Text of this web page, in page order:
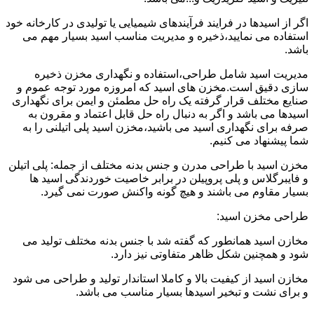
اگر از اسیدها در فرایند فرآیندهای شیمیایی یا تولیدی در کارخانه خود
استفاده می نمایید،ذخیره و مدیریت مناسب اسید بسیار مهم می
باشد.
مدیریت اسید شامل طراحی،استفاده و نگهداری مخزن ذخیره
سازی دقیق است.مخزن های اسید که امروزه مورد توجه عموم و
صنایع مختلف قرار گرفته یک راه حل مطمئن و ایمن برای نگهداری
اسیدها می باشد و اگر به دنبال راه حل قابل اعتماد و مقرون به
صرفه برای نگهداری اسید می باشید،مخزن اسید پلی اتیلنی را به
شما پیشنهاد می کنیم.
مخزن اسید با طراحی مدرن و جنس بدنه مختلف از جمله: پلی اتیلن
و فایبرگلاس و پلی پروپیلن در برابر خاصیت خوردندگی اسید ها
بسیار مقاوم می باشند و هیچ گونه واکنش صورت نمی گیرد.
طراحی مخزن اسید:
مخازن اسید همانطور که گفته شد با جنس بدنه مختلف تولید می
شود و همچنین شکل ظاهر متفاوتی نیز دارد.
مخازن اسید از کیفیت بالا و کاملا استاندار تولید و طراحی می شود
و برای نشت و تبخیر اسیدها بسیار مناسب می باشد.